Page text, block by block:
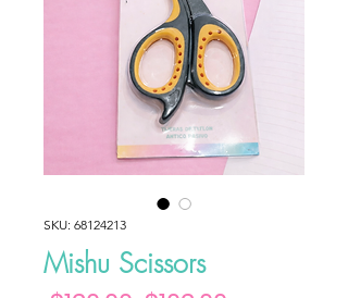
SKU: 68124213
Mishu Scissors